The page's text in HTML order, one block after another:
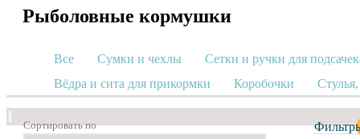
Рыболовные кормушки
Все Сумки и чехлы
Сетки и ручки для
Вёдра и сита для прикормки
Коробочки
Сортировать по